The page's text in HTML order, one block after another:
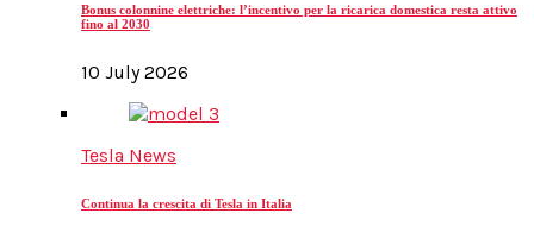
Bonus colonnine elettriche: l’incentivo per la ricarica domestica resta attivo
fino al 2030
10 July 2026
Tesla News
Continua la crescita di Tesla in Italia